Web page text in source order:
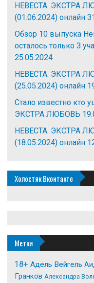
НЕВЕСТА. ЭКСТРА
(01.06.2024) онлайн
Обзор 10 выпуска
осталось только 3
25.05.2024
НЕВЕСТА. ЭКСТРА
(25.05.2024) онлайн
Стало известно кто
ЭКСТРА ЛЮБОВЬ
НЕВЕСТА. ЭКСТРА
(18.05.2024) онлайн
Холостяк Вконтакте
Метки
18+ Адель Вейгель
Гранков Александра